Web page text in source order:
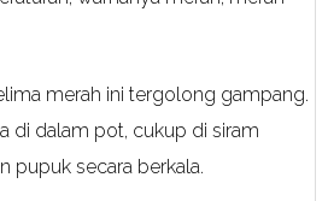
merah ini tergolong gampang.
di dalam pot, cukup di siram
pupuk secara berkala.